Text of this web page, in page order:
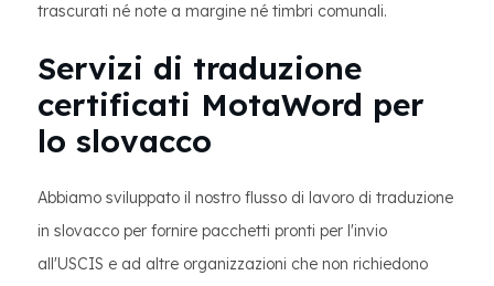
trascurati né note a margine né timbri comunali.
Servizi di traduzione
certificati MotaWord per
lo slovacco
Abbiamo sviluppato il nostro flusso di lavoro di traduzione
in slovacco per fornire pacchetti pronti per l'invio
all'USCIS e ad altre organizzazioni che non richiedono